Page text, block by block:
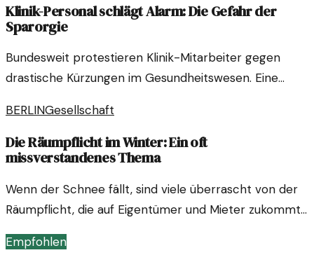
Klinik-Personal schlägt Alarm: Die Gefahr der
Sparorgie
Bundesweit protestieren Klinik-Mitarbeiter gegen
drastische Kürzungen im Gesundheitswesen. Eine
Arbeitsbedingungen.
BERLINGesellschaft
Die Räumpflicht im Winter: Ein oft
missverstandenes Thema
Wenn der Schnee fällt, sind viele überrascht von der
Räumpflicht, die auf Eigentümer und Mieter zukommt.
Missverständnisse rund um das Thema. Erfahren Sie,
Empfohlen